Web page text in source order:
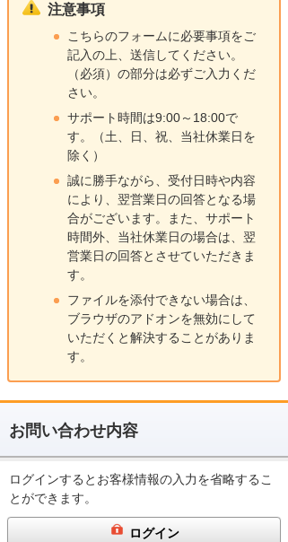
注意事項
こちらのフォームに必要事項をご
記入の上、送信してください。
（必須）の部分は必ずご入力くだ
さい。
サポート時間は9:00～18:00で
す。（土、日、祝、当社休業日を
除く）
誠に勝手ながら、受付日時や内容
により、翌営業日の回答となる場
合がございます。また、サポート
時間外、当社休業日の場合は、翌
営業日の回答とさせていただきま
す。
ファイルを添付できない場合は、
ブラウザのアドオンを無効にして
いただくと解決することがありま
す。
お問い合わせ内容
ログインするとお客様情報の入力を省略するこ
とができます。
ログイン